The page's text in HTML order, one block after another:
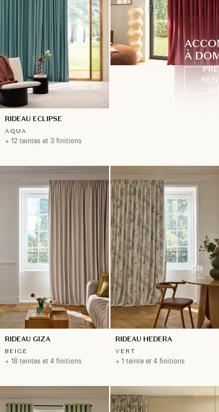
RIDEAU ECLIPSE
AQUA
+ 12 teintes et 3 finitions
À
RIDEAU GIZA
BEIGE
+ 18 teintes et 4 finitions
RIDEAU HEDERA
VERT
+ 1 teinte et 4 finitions